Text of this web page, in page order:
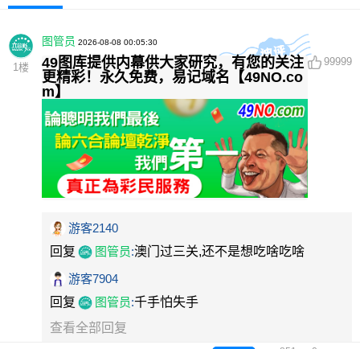
1 楼
图管员 2026-08-08 00:05:30
49图库提供内幕供大家研究，有您的关注
更精彩！永久免费，易记域名【49NO.co
m】
99999
游客2140
回复
图管员:澳门过三关,还不是想吃啥吃啥
游客7904
回复
图管员:千手怕失手
查看全部回复